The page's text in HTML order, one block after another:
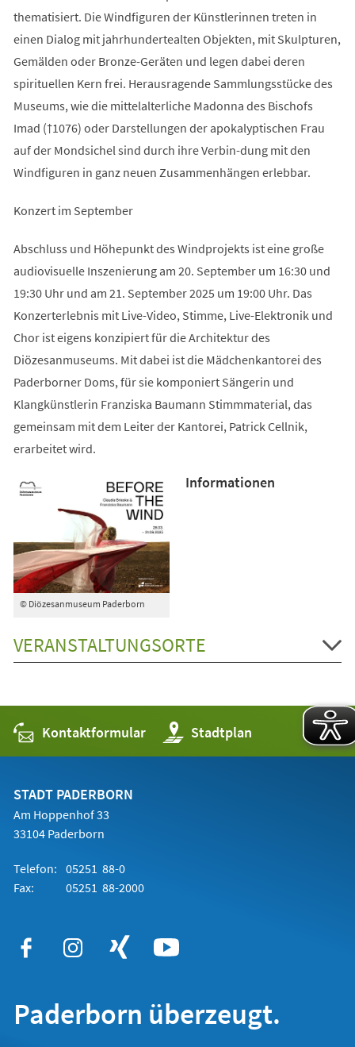
thematisiert. Die Windfiguren der Künstlerinnen treten in
einen Dialog mit jahrhundertealten Objekten, mit Skulpturen,
Gemälden oder Bronze-Geräten und legen dabei deren
spirituellen Kern frei. Herausragende Sammlungsstücke des
Museums, wie die mittelalterliche Madonna des Bischofs
Imad (†1076) oder Darstellungen der apokalyptischen Frau
auf der Mondsichel sind durch ihre Verbin-dung mit den
Windfiguren in ganz neuen Zusammenhängen erlebbar.
Konzert im September
Abschluss und Höhepunkt des Windprojekts ist eine große
audiovisuelle Inszenierung am 20. September um 16:30 und
19:30 Uhr und am 21. September 2025 um 19:00 Uhr. Das
Konzerterlebnis mit Live-Video, Stimme, Live-Elektronik und
Chor ist eigens konzipiert für die Architektur des
Diözesanmuseums. Mit dabei ist die Mädchenkantorei des
Paderborner Doms, für sie komponiert Sängerin und
Klangkünstlerin Franziska Baumann Stimmmaterial, das
gemeinsam mit dem Leiter der Kantorei, Patrick Cellnik,
erarbeitet wird.
© Diözesanmuseum Paderborn
Informationen
VERANSTALTUNGSORTE
Kontaktformular Stadtplan
(Öffnet
in
einem
STADT PADERBORN
Am Hoppenhof 33
33104 Paderborn
Telefon: 05251 88-0
Fax:
05251 88-2000
Paderborn überzeugt.